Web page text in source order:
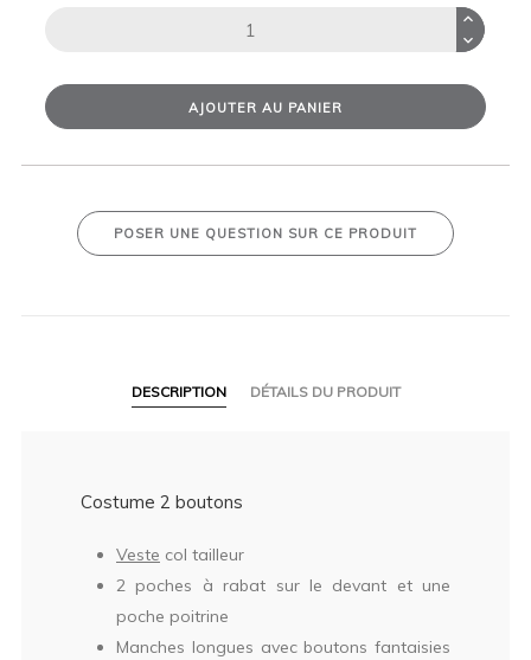
AJOUTER AU PANIER
POSER UNE QUESTION SUR CE PRODUIT
DESCRIPTION DÉTAILS DU PRODUIT
Costume 2 boutons
Veste col tailleur
2 poches à rabat sur le devant et une
poche poitrine
Manches longues avec boutons fantaisies